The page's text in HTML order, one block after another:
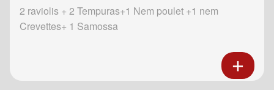
2 raviolis + 2 Tempuras+1 Nem poulet +1 nem
Crevettes+ 1 Samossa